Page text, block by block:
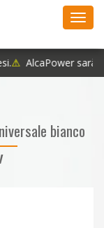
⚠AlcaPower sarà
bianco